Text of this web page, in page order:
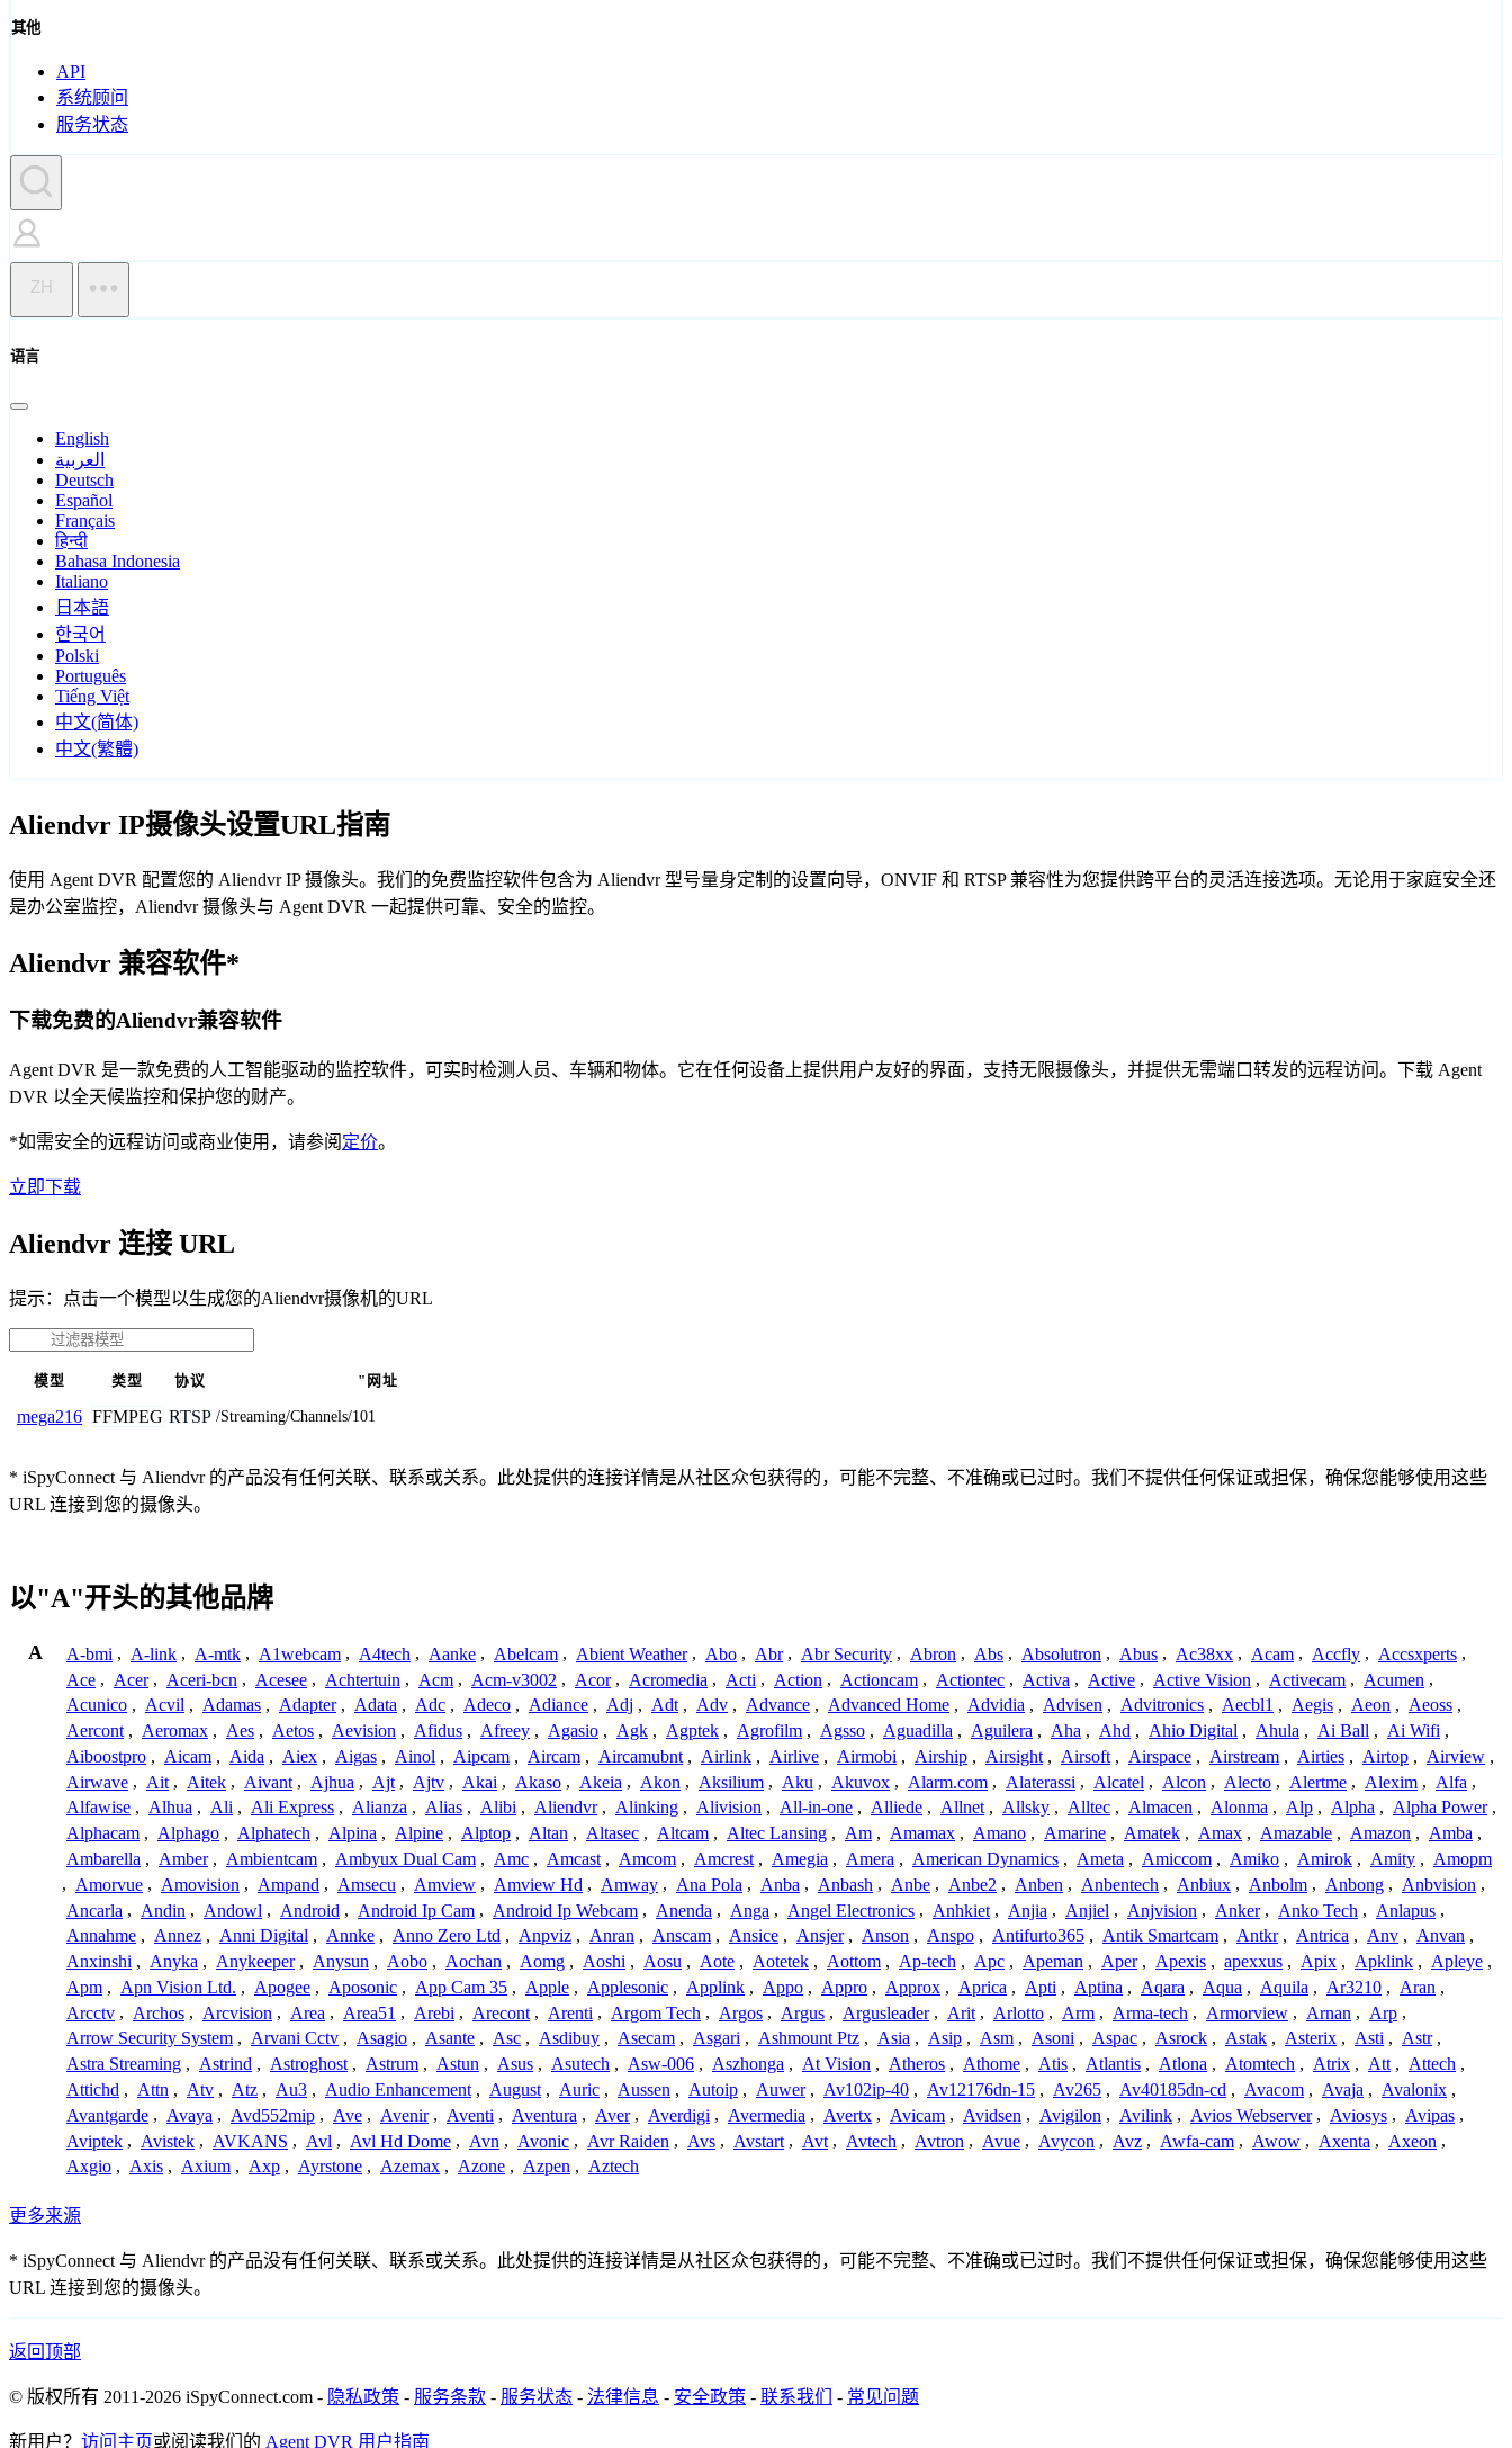
其他
API
系统顾问
服务状态
ZH
语言
English
العربية
Deutsch
Español
Français
हिन्दी
Bahasa Indonesia
Italiano
日本語
한국어
Polski
Português
Tiếng Việt
中文(简体)
中文(繁體)
Aliendvr IP摄像头设置URL指南
使用 Agent DVR 配置您的 Aliendvr IP 摄像头。我们的免费监控软件包含为 Aliendvr 型号量身定制的设置向导，ONVIF 和 RTSP 兼容性为您提供跨平台的灵活连接选项。无论用于家庭安全还
是办公室监控，Aliendvr 摄像头与 Agent DVR 一起提供可靠、安全的监控。
Aliendvr 兼容软件*
下载免费的Aliendvr兼容软件
Agent DVR 是一款免费的人工智能驱动的监控软件，可实时检测人员、车辆和物体。它在任何设备上提供用户友好的界面，支持无限摄像头，并提供无需端口转发的远程访问。下载 Agent
DVR 以全天候监控和保护您的财产。
*如需安全的远程访问或商业使用，请参阅 定价。
立即下载
Aliendvr 连接 URL
提示：点击一个模型以生成您的Aliendvr摄像机的URL
模型 类型 协议 "网址
mega216 FFMPEG RTSP /Streaming/Channels/101
* iSpyConnect 与 Aliendvr 的产品没有任何关联、联系或关系。此处提供的连接详情是从社区众包获得的，可能不完整、不准确或已过时。我们不提供任何保证或担保，确保您能够使用这些
URL 连接到您的摄像头。
以"A"开头的其他品牌
A A-bmi , A-link , A-mtk , A1webcam , A4tech , Aanke , Abelcam , Abient Weather , Abo , Abr , Abr Security , Abron , Abs , Absolutron , Abus , Ac38xx , Acam , Accfly , Accsxperts ,
Ace , Acer , Aceri-bcn , Acesee , Achtertuin , Acm , Acm-v3002 , Acor , Acromedia , Acti , Action , Actioncam , Actiontec , Activa , Active , Active Vision , Activecam , Acumen ,
Acunico , Acvil , Adamas , Adapter , Adata , Adc , Adeco , Adiance , Adj , Adt , Adv , Advance , Advanced Home , Advidia , Advisen , Advitronics , Aecbl1 , Aegis , Aeon , Aeoss ,
Aercont , Aeromax , Aes , Aetos , Aevision , Afidus , Afreey , Agasio , Agk , Agptek , Agrofilm , Agsso , Aguadilla , Aguilera , Aha , Ahd , Ahio Digital , Ahula , Ai Ball , Ai Wifi ,
Aiboostpro , Aicam , Aida , Aiex , Aigas , Ainol , Aipcam , Aircam , Aircamubnt , Airlink , Airlive , Airmobi , Airship , Airsight , Airsoft , Airspace , Airstream , Airties , Airtop , Airview ,
Airwave , Ait , Aitek , Aivant , Ajhua , Ajt , Ajtv , Akai , Akaso , Akeia , Akon , Aksilium , Aku , Akuvox , Alarm.com , Alaterassi , Alcatel , Alcon , Alecto , Alertme , Alexim , Alfa ,
Alfawise , Alhua , Ali , Ali Express , Alianza , Alias , Alibi , Aliendvr , Alinking , Alivision , All-in-one , Alliede , Allnet , Allsky , Alltec , Almacen , Alonma , Alp , Alpha , Alpha Power ,
Alphacam , Alphago , Alphatech , Alpina , Alpine , Alptop , Altan , Altasec , Altcam , Altec Lansing , Am , Amamax , Amano , Amarine , Amatek , Amax , Amazable , Amazon , Amba ,
Ambarella , Amber , Ambientcam , Ambyux Dual Cam , Amc , Amcast , Amcom , Amcrest , Amegia , Amera , American Dynamics , Ameta , Amiccom , Amiko , Amirok , Amity , Amopm
, Amorvue , Amovision , Ampand , Amsecu , Amview , Amview Hd , Amway , Ana Pola , Anba , Anbash , Anbe , Anbe2 , Anben , Anbentech , Anbiux , Anbolm , Anbong , Anbvision ,
Ancarla , Andin , Andowl , Android , Android Ip Cam , Android Ip Webcam , Anenda , Anga , Angel Electronics , Anhkiet , Anjia , Anjiel , Anjvision , Anker , Anko Tech , Anlapus ,
Annahme , Annez , Anni Digital , Annke , Anno Zero Ltd , Anpviz , Anran , Anscam , Ansice , Ansjer , Anson , Anspo , Antifurto365 , Antik Smartcam , Antkr , Antrica , Anv , Anvan ,
Anxinshi , Anyka , Anykeeper , Anysun , Aobo , Aochan , Aomg , Aoshi , Aosu , Aote , Aotetek , Aottom , Ap-tech , Apc , Apeman , Aper , Apexis , apexxus , Apix , Apklink , Apleye ,
Apm , Apn Vision Ltd. , Apogee , Aposonic , App Cam 35 , Apple , Applesonic , Applink , Appo , Appro , Approx , Aprica , Apti , Aptina , Aqara , Aqua , Aquila , Ar3210 , Aran ,
Arcctv , Archos , Arcvision , Area , Area51 , Arebi , Arecont , Arenti , Argom Tech , Argos , Argus , Argusleader , Arit , Arlotto , Arm , Arma-tech , Armorview , Arnan , Arp ,
Arrow Security System , Arvani Cctv , Asagio , Asante , Asc , Asdibuy , Asecam , Asgari , Ashmount Ptz , Asia , Asip , Asm , Asoni , Aspac , Asrock , Astak , Asterix , Asti , Astr ,
Astra Streaming , Astrind , Astroghost , Astrum , Astun , Asus , Asutech , Asw-006 , Aszhonga , At Vision , Atheros , Athome , Atis , Atlantis , Atlona , Atomtech , Atrix , Att , Attech ,
Attichd , Attn , Atv , Atz , Au3 , Audio Enhancement , August , Auric , Aussen , Autoip , Auwer , Av102ip-40 , Av12176dn-15 , Av265 , Av40185dn-cd , Avacom , Avaja , Avalonix ,
Avantgarde , Avaya , Avd552mip , Ave , Avenir , Aventi , Aventura , Aver , Averdigi , Avermedia , Avertx , Avicam , Avidsen , Avigilon , Avilink , Avios Webserver , Aviosys , Avipas ,
Aviptek , Avistek , AVKANS , Avl , Avl Hd Dome , Avn , Avonic , Avr Raiden , Avs , Avstart , Avt , Avtech , Avtron , Avue , Avycon , Avz , Awfa-cam , Awow , Axenta , Axeon ,
Axgio , Axis , Axium , Axp , Ayrstone , Azemax , Azone , Azpen , Aztech
更多来源
* iSpyConnect 与 Aliendvr 的产品没有任何关联、联系或关系。此处提供的连接详情是从社区众包获得的，可能不完整、不准确或已过时。我们不提供任何保证或担保，确保您能够使用这些
URL 连接到您的摄像头。
返回顶部
© 版权所有 2011-2026 iSpyConnect.com - 隐私政策 - 服务条款 - 服务状态 - 法律信息 - 安全政策 - 联系我们 - 常见问题
新用户？ 访问主页或阅读我们的 Agent DVR 用户指南